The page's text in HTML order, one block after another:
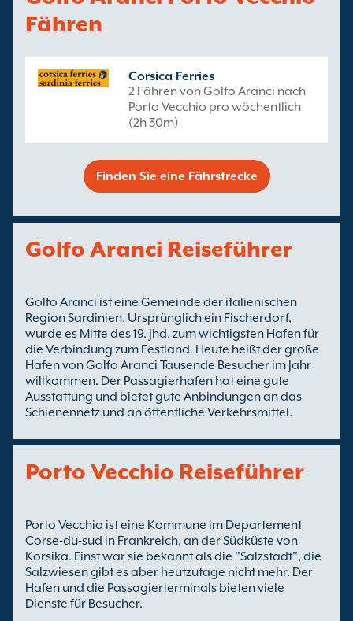
Fähren
Corsica Ferries
2 Fähren von Golfo Aranci nach
Porto Vecchio pro wöchentlich
(2h 30m)
Finden Sie eine Fährstrecke
Golfo Aranci Reiseführer
Golfo Aranci ist eine Gemeinde der italienischen
Region Sardinien. Ursprünglich ein Fischerdorf,
wurde es Mitte des 19. Jhd. zum wichtigsten Hafen für
die Verbindung zum Festland. Heute heißt der große
Hafen von Golfo Aranci Tausende Besucher im Jahr
willkommen. Der Passagierhafen hat eine gute
Ausstattung und bietet gute Anbindungen an das
Schienennetz und an öffentliche Verkehrsmittel.
Porto Vecchio Reiseführer
Porto Vecchio ist eine Kommune im Departement
Corse-du-sud in Frankreich, an der Südküste von
Korsika. Einst war sie bekannt als die "Salzstadt", die
Salzwiesen gibt es aber heutzutage nicht mehr. Der
Hafen und die Passagierterminals bieten viele
Dienste für Besucher.